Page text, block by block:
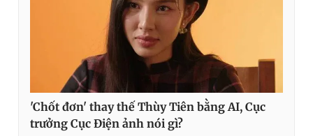
'Chốt đơn' thay thế Thùy Tiên bằng AI, Cục
trưởng Cục Điện ảnh nói gì?